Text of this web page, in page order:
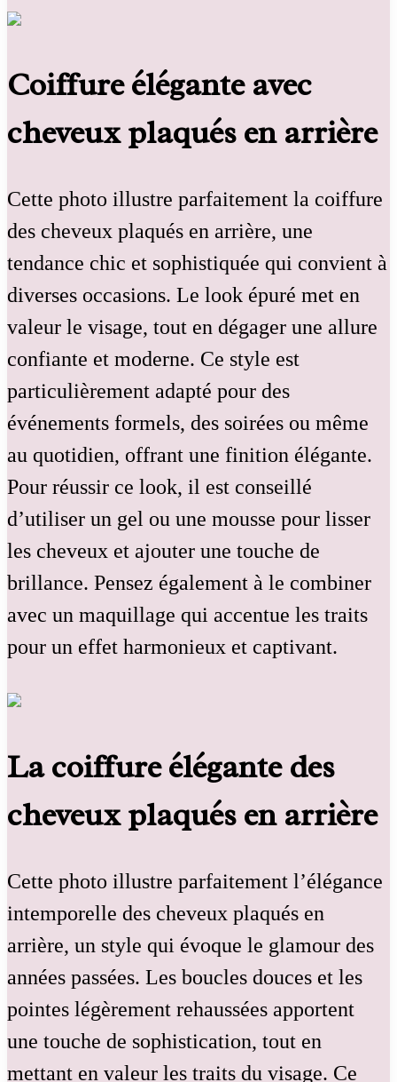
Coiffure élégante avec
cheveux plaqués en arrière
Cette photo illustre parfaitement la coiffure
des cheveux plaqués en arrière, une
tendance chic et sophistiquée qui convient à
diverses occasions. Le look épuré met en
valeur le visage, tout en dégager une allure
confiante et moderne. Ce style est
particulièrement adapté pour des
événements formels, des soirées ou même
au quotidien, offrant une finition élégante.
Pour réussir ce look, il est conseillé
d’utiliser un gel ou une mousse pour lisser
les cheveux et ajouter une touche de
brillance. Pensez également à le combiner
avec un maquillage qui accentue les traits
pour un effet harmonieux et captivant.
La coiffure élégante des
cheveux plaqués en arrière
Cette photo illustre parfaitement l’élégance
intemporelle des cheveux plaqués en
arrière, un style qui évoque le glamour des
années passées. Les boucles douces et les
pointes légèrement rehaussées apportent
une touche de sophistication, tout en
mettant en valeur les traits du visage. Ce